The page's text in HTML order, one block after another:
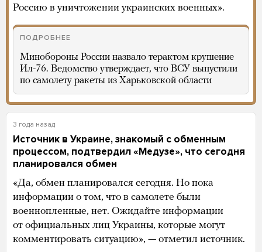
Россию в уничтожении украинских военных».
ПОДРОБНЕЕ
Минобороны России назвало терактом крушение
Ил-76. Ведомство утверждает, что ВСУ выпустили
по самолету ракеты из Харьковской области
3 года назад
Источник в Украине, знакомый с обменным
процессом, подтвердил «Медузе», что сегодня
планировался обмен
«Да, обмен планировался сегодня. Но пока
информации о том, что в самолете были
военнопленные, нет. Ожидайте информации
от официальных лиц Украины, которые могут
комментировать ситуацию», — отметил источник.